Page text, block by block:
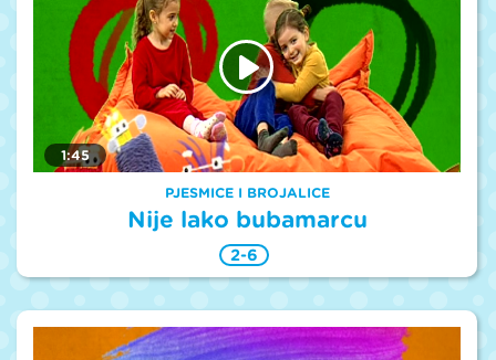
1:45
PJESMICE I BROJALICE
Nije lako bubamarcu
2-6